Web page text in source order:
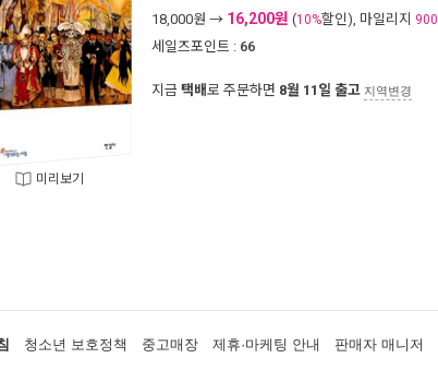
미리보기
18,000원 → 16,200원 (10%할인), 마일리지 900
세일즈포인트 : 66
지금 택배로 주문하면 8월 11일 출고 지역변경
청소년 보호정책 중고매장 제휴·마케팅 안내 판매자 매니저